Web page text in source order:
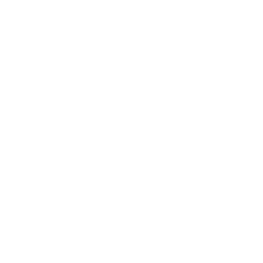
了承ください。
をご了承くださ
です。
ず変更すること
) : 1000ppm、
、